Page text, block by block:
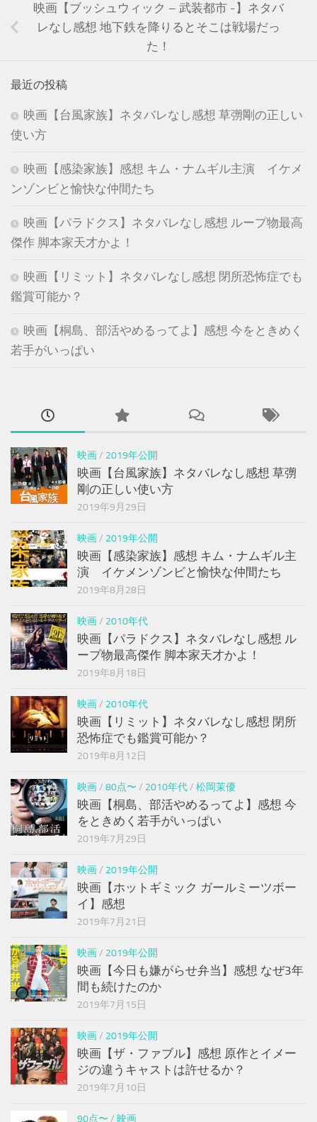
映画【ブッシュウィック – 武装都市 -】ネタバ
レなし感想 地下鉄を降りるとそこは戦場だっ
た！
最近の投稿
映画【台風家族】ネタバレなし感想 草彅剛の正しい
使い方
映画【感染家族】感想 キム・ナムギル主演 イケメ
ンゾンビと愉快な仲間たち
映画【パラドクス】ネタバレなし感想 ループ物最高
傑作 脚本家天才かよ！
映画【リミット】ネタバレなし感想 閉所恐怖症でも
鑑賞可能か？
映画【桐島、部活やめるってよ】感想 今をときめく
若手がいっぱい
映画/ 2019年公開
映画【台風家族】ネタバレなし感想 草彅
剛の正しい使い方
2019年9月29日
映画/ 2019年公開
映画【感染家族】感想 キム・ナムギル主
演 イケメンゾンビと愉快な仲間たち
2019年8月28日
映画/ 2010年代
映画【パラドクス】ネタバレなし感想 ル
ープ物最高傑作 脚本家天才かよ！
2019年8月18日
映画/ 2010年代
映画【リミット】ネタバレなし感想 閉所
恐怖症でも鑑賞可能か？
2019年8月12日
映画/ 80点〜 / 2010年代/ 松岡茉優
映画【桐島、部活やめるってよ】感想 今
をときめく若手がいっぱい
2019年7月29日
映画/ 2019年公開
映画【ホットギミック ガールミーツボー
イ】感想
2019年7月21日
映画/ 2019年公開
映画【今日も嫌がらせ弁当】感想 なぜ3年
間も続けたのか
2019年7月15日
映画/ 2019年公開
映画【ザ・ファブル】感想 原作とイメー
ジの違うキャストは許せるか？
2019年7月10日
90点〜 / 映画